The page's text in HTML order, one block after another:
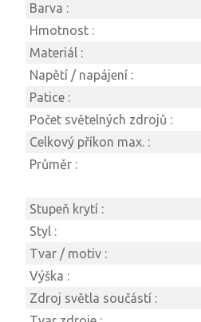
Barva :
Hmotnost :
Materiál :
Napětí / napájení :
Patice :
Počet světelných zdrojů :
Celkový příkon max. :
Průměr :
Stupeň krytí :
Styl :
Tvar / motiv :
Výška :
Zdroj světla součástí :